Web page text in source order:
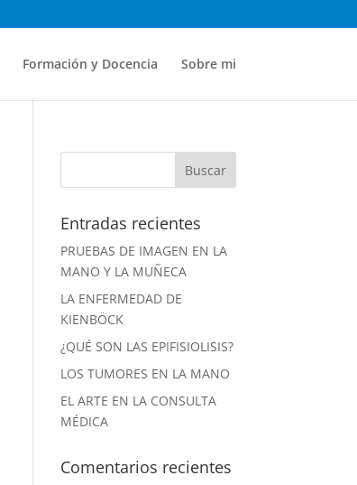
Formación y Docencia Sobre mi
Entradas recientes
PRUEBAS DE IMAGEN EN LA
MANO Y LA MUÑECA
LA ENFERMEDAD DE
KIENBÖCK
¿QUÉ SON LAS EPIFISIOLISIS?
LOS TUMORES EN LA MANO
EL ARTE EN LA CONSULTA
MÉDICA
Comentarios recientes